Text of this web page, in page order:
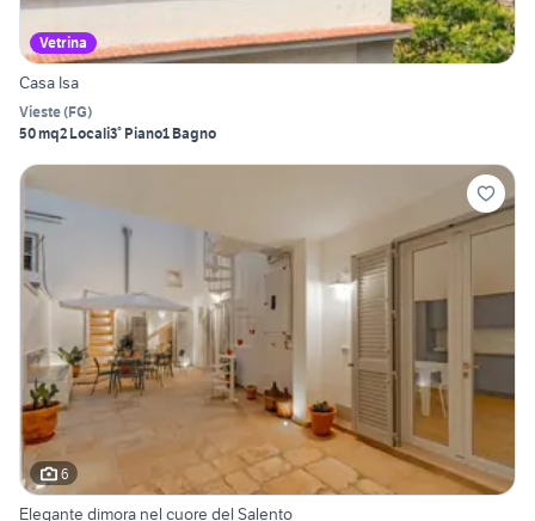
Vetrina
Casa Isa
Vieste(FG)
50 mq2 Locali3° Piano1 Bagno
6
Elegante dimora nel cuore del Salento